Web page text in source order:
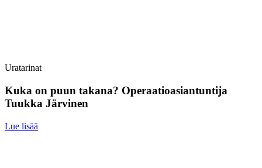
Uratarinat
Kuka on puun takana? Operaatioasiantuntija
Tuukka Järvinen
Lue lisää